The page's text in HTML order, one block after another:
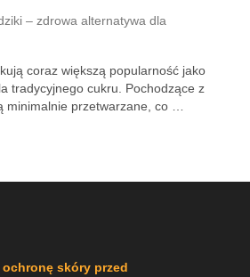
– zdrowa alternatywa dla
coraz większą popularność jako
tradycyjnego cukru. Pochodzące z
minimalnie przetwarzane, co …
skóry przed